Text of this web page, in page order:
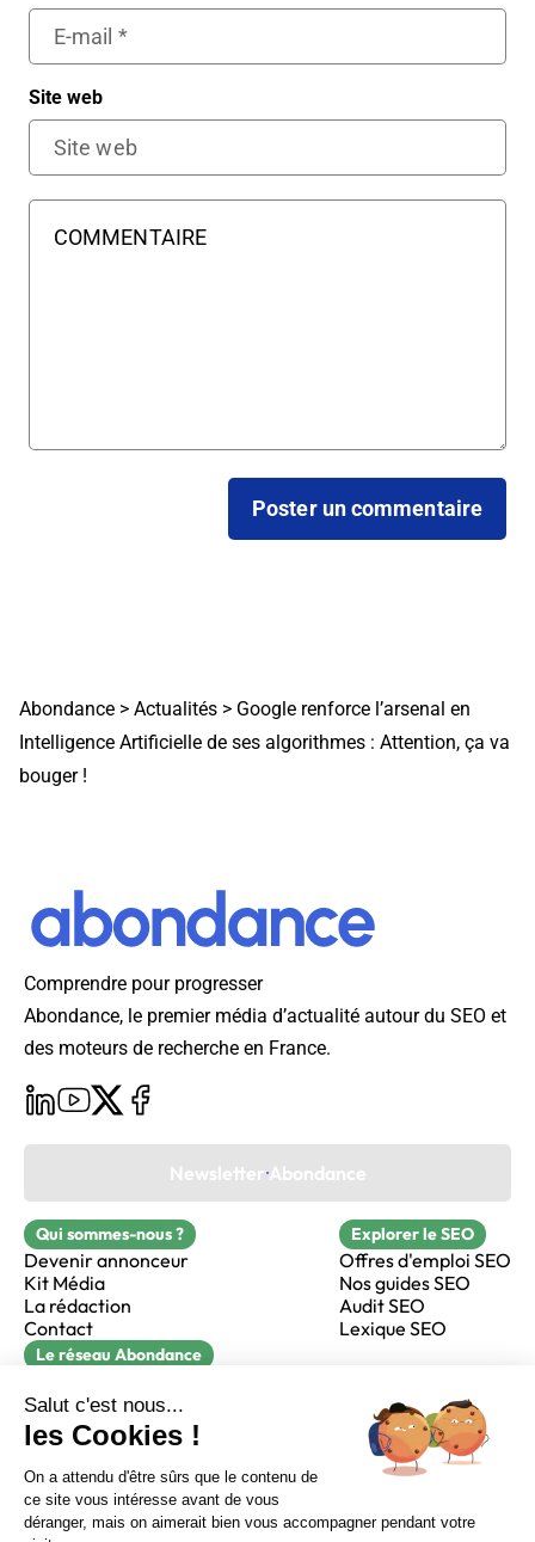
Sur LinkedIn Sur Youtube
Site web
Abondance > Actualités > Google renforce l’arsenal en
Intelligence Artificielle de ses algorithmes : Attention, ça va
bouger !
Comprendre pour progresser
Abondance, le premier média d’actualité autour du SEO et
des moteurs de recherche en France.
Newsletter Abondance
Qui sommes-nous ?
Devenir annonceur
Kit Média
La rédaction
Contact
Explorer le SEO
Offres d'emploi SEO
Nos guides SEO
Audit SEO
Lexique SEO
Le réseau Abondance
Réacteur
alfie formation